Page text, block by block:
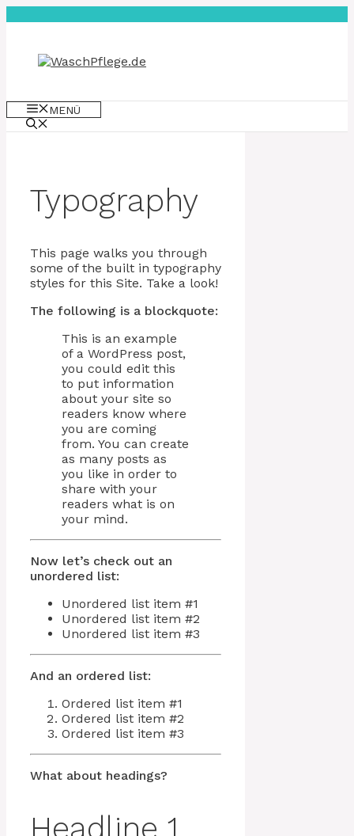
MENÜ
Typography
This page walks you through
some of the built in typography
styles for this Site. Take a look!
The following is a blockquote:
This is an example
of a WordPress post,
you could edit this
to put information
about your site so
readers know where
you are coming
from. You can create
as many posts as
you like in order to
share with your
readers what is on
your mind.
Now let’s check out an
unordered list:
Unordered list item #1
Unordered list item #2
Unordered list item #3
And an ordered list:
Ordered list item #1
Ordered list item #2
Ordered list item #3
What about headings?
Headline 1